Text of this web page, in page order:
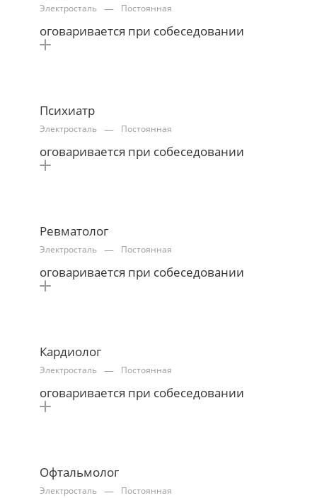
Электросталь — Постоянная
оговаривается при собеседовании
Психиатр
Электросталь — Постоянная
оговаривается при собеседовании
Ревматолог
Электросталь — Постоянная
оговаривается при собеседовании
Кардиолог
Электросталь — Постоянная
оговаривается при собеседовании
Офтальмолог
Электросталь — Постоянная